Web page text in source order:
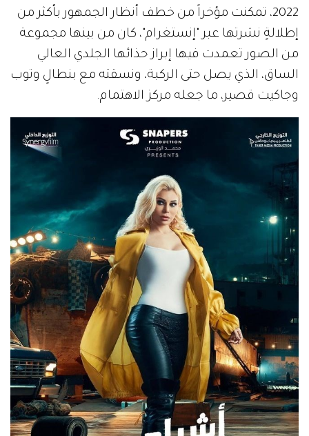
2022، تمكنت مؤخراً من خطف أنظار الجمهور بأكثر من
إطلالةٍ نشرتها عبر "إنستغرام"، كان من بينها مجموعة
من الصور تعمدت فيها إبراز حذائها الجلدي العالي
الساق، الذي يصل حتى الركبة، ونسقته مع بنطالٍ وتوب
وجاكيت قصير، ما جعله مركز الاهتمام.